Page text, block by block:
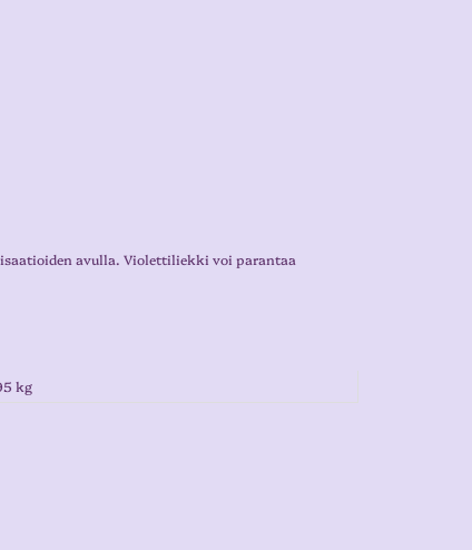
avulla. Violettiliekki voi parantaa
kg